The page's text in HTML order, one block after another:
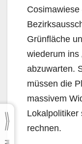
Grünfläche
wiederum ins
abzuwarten.
müssen die
massivem
Lokalpolitiker
rechnen.